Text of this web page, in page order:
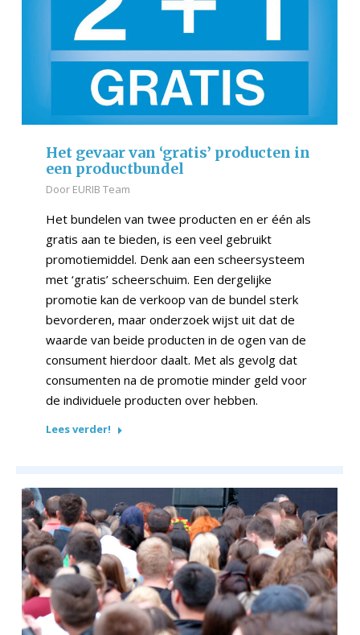
Het gevaar van ‘gratis’ producten in
een productbundel
Door EURIB Team
Het bundelen van twee producten en er één als
gratis aan te bieden, is een veel gebruikt
promotiemiddel. Denk aan een scheersysteem
met ‘gratis’ scheerschuim. Een dergelijke
promotie kan de verkoop van de bundel sterk
bevorderen, maar onderzoek wijst uit dat de
waarde van beide producten in de ogen van de
consument hierdoor daalt. Met als gevolg dat
consumenten na de promotie minder geld voor
de individuele producten over hebben.
Lees verder!